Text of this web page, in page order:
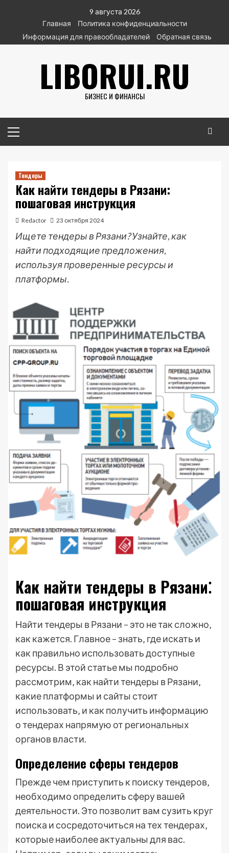
содержимому
9 августа 2026
Главная
Политика конфиденциальности
Информация для правообладателей
Обратная связь
LIBORUI.RU
БИЗНЕС И ФИНАНСЫ
меню
Тендеры
Как найти тендеры в Рязани:
пошаговая инструкция
Redactor 23 октября 2024
Ищете тендеры в Рязани? Узнайте, как
найти подходящие предложения,
используя проверенные ресурсы и
платформы.
Как найти тендеры в Рязани⁚
пошаговая инструкция
Найти тендеры в Рязани – это не так сложно‚
как кажется. Главное – знать‚ где искать и
как правильно использовать доступные
ресурсы. В этой статье мы подробно
рассмотрим‚ как найти тендеры в Рязани‚
какие платформы и сайты стоит
использовать‚ и как получить информацию
о тендерах напрямую от региональных
органов власти.
Определение сферы тендеров
Прежде чем приступить к поиску тендеров‚
необходимо определить сферу вашей
деятельности. Это позволит вам сузить круг
поиска и сосредоточиться на тех тендерах‚
которые наиболее актуальны для вас.